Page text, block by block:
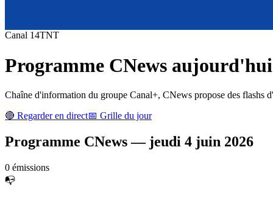
Canal 14TNT
Programme CNews aujourd'hui
Chaîne d'information du groupe Canal+, CNews propose des flashs
🔴 Regarder en direct📅 Grille du jour
Programme CNews— jeudi 4 juin 2026
0 émissions
📭